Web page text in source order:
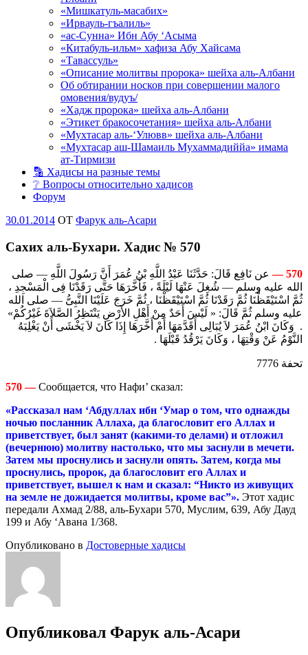
«Мишкатуль-масабих»
«Ирвауль-гъалиль»
«ас-Сунна» Ибн Абу ‘Асыма
«Китабуль-ильм» хафиза Абу Хайсама
«Тавассуль»
«Описание молитвы пророка» шейха аль-Албани
Об обтирании носков при совершении малого
омовения/вудуъ/
«Хадж пророка» шейха аль-Албани
«Этикет бракосочетания» шейха аль-Албани
«Мухтасар аль-‘Улювв» шейха аль-Албани
«Мухтасар аш-Шамаиль Мухаммадиййа» имама
ат-Тирмизи
🔡 Хадисы на разные темы
❔ Вопросы относительно хадисов
Форум
Опубликовано
30.01.2014 OT Фарук аль-Асари
Сахих аль-Бухари. Хадис № 570
570
—عن نَافِع قَالَ: حَدَّثَنَا عَبْدُ اللَّهِ بْنُ عُمَرَ أَنَّ رَسُولَ اللَّهِ — صلى
الله عليه وسلم — شُغِلَ عَنْهَا لَيْلَةً ، فَأَخَّرَهَا حَتَّى رَقَدْنَا فِى الْمَسْجِدِ ،
ثُمَّ اسْتَيْقَظْنَا ثُمَّ رَقَدْنَا ثُمَّ اسْتَيْقَظْنَا ، ثُمَّ خَرَجَ عَلَيْنَا النَّبِىُّ — صلى الله
عليه وسلم ثُمَّ قَالَ: « لَيْسَ أَحَدٌ مِنْ أَهْلِ الأَرْضِ يَنْتَظِرُ الصَّلاَةَ غَيْرُكُمْ»
. وَكَانَ ابْنُ عُمَرَ لاَ يُبَالِى أَقَدَّمَهَا أَمْ أَخَّرَهَا إِذَا كَانَ لاَ يَخْشَى أَنْ يَغْلِبَهُ
النَّوْمُ عَنْ وَقْتِهَا ، وَكَانَ يَرْقُدُ قَبْلَهَا .
تحفة 7776
570 —Сообщается, что Нафи’ сказал:
«Рассказал нам ‘Абдуллах ибн ‘Умар о том, что однажды
ночью посланник Аллаха, да благословит его Аллах и
приветствует, был занят (какими-то делами) и отложил
(вечернюю) молитву настолько, что мы заснули в мечети.
Затем мы проснулись и заснули опять. Затем, когда мы
проснулись, пророк, да благословит его Аллах и
приветствует, вышел к нам и сказал: “Никто из живущих
на земле не дожидается молитвы, кроме вас”». Этот хадис
передали Ахмад 2/88, аль-Бухари 570, Муслим, 639, Абу Дауд
199 и Абу ‘Авана 1/368.
Опубликовано в Достоверные хадисы
Опубликовал Фарук аль-Асари